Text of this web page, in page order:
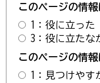
このページの情
1：役に立った
3：役に立たな
このページの情
1：見つけやす